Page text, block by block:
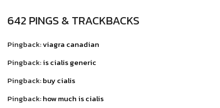
642 PINGS & TRACKBACKS
Pingback:viagra canadian
Pingback:is cialis generic
Pingback:buy cialis
Pingback:how much is cialis